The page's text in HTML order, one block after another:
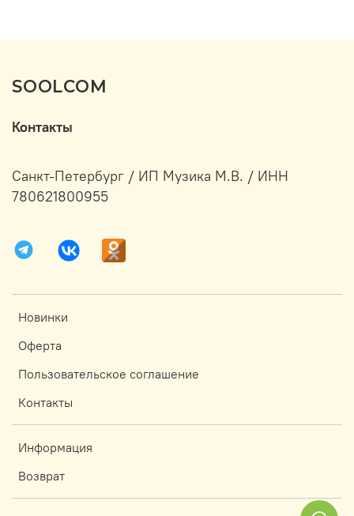
SOOLCOM
Новинки
Оферта
Пользовательское соглашение
Контакты
Информация
Возврат
Контакты
Санкт-Петербург / ИП Музика М.В. / ИНН
780621800955